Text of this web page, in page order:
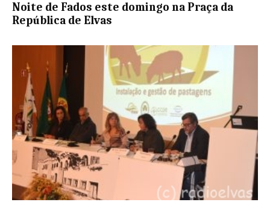
Noite de Fados este domingo na Praça da
República de Elvas